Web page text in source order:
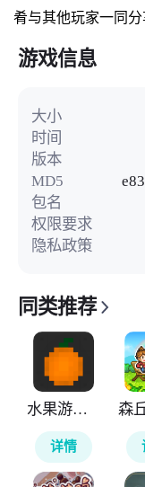
肴与其他玩家一同分
游戏信息
大小
时间
版本
MD5
包名
权限要求
隐私政策
同类推荐
水果游乐场国际版
详情